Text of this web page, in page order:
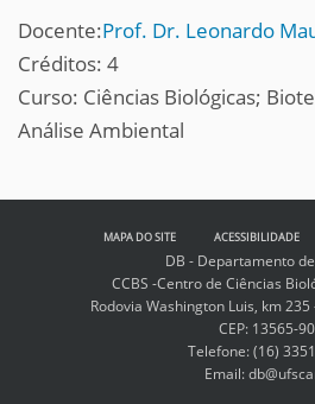
Docente:Prof. Dr. Leonardo
Créditos: 4
Curso: Ciências Biológicas;
Análise Ambiental
MAPA DO SITE ACESSIBILIDADE
DB - Departamento
CCBS -Centro de Ciências
Rodovia Washington Luis, km 235
CEP: 13565-
Telefone: (16)
Email: